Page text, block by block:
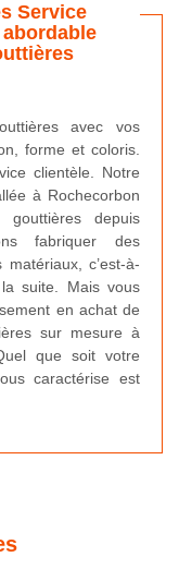
Service
avec vos
forme et coloris.
clientèle. Notre
à Rochecorbon
depuis
fabriquer des
c’est-à-
suite. Mais vous
en achat de
sur mesure à
que soit votre
caractérise est